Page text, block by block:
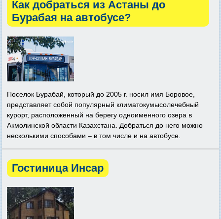
Как добраться из Астаны до
Бурабая на автобусе?
Поселок Бурабай, который до 2005 г. носил имя Боровое,
представляет собой популярный климатокумысолечебный
курорт, расположенный на берегу одноименного озера в
Акмолинской области Казахстана. Добраться до него можно
несколькими способами – в том числе и на автобусе.
Гостиница Инсар